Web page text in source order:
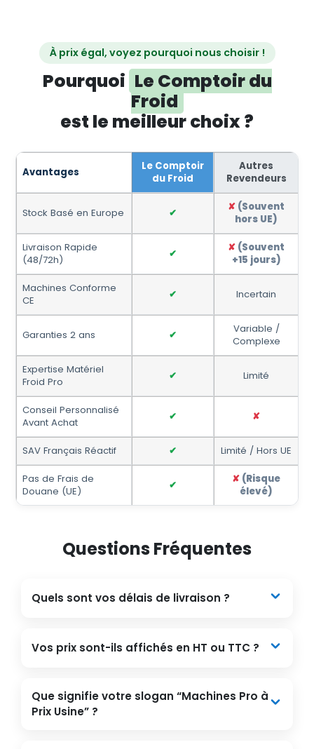
À prix égal, voyez pourquoi nous choisir !
Pourquoi Le Comptoir du
Froid
est le meilleur choix ?
Avantages
Le Comptoir
du Froid
Autres
Revendeurs
Stock Basé en Europe ✔ ✘ (Souvent
hors UE)
Livraison Rapide
(48/72h)
✔ ✘ (Souvent
+15 jours)
Machines Conforme
CE
✔ Incertain
Garanties 2 ans ✔
Variable /
Complexe
Expertise Matériel
Froid Pro
✔ Limité
Conseil Personnalisé
Avant Achat
✔ ✘
SAV Français Réactif ✔ Limité / Hors UE
Pas de Frais de
Douane (UE)
✔ ✘ (Risque
élevé)
Questions Fréquentes
Quels sont vos délais de livraison ?
Vos prix sont-ils affichés en HT ou TTC ?
Que signifie votre slogan “Machines Pro à
Prix Usine” ?